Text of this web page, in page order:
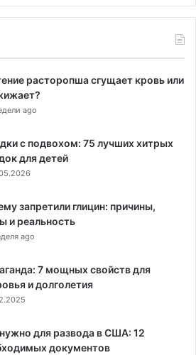
расторопша сгущает кровь или
ago
с подвохом: 75 лучших хитрых
для детей
запретили глицин: причины,
и реальность
ago
7 мощных свойств для
и долголетия
для развода в США: 12
документов